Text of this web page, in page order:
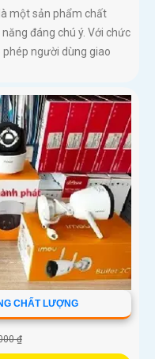
một sản phẩm chất
đáng chú ý. Với chức
người dùng giao
CHẤT LƯỢNG
₫